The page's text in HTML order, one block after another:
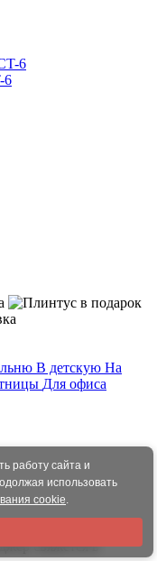
6
В детскую На
Для офиса
свяжется в
работу сайта и
использовать
cookie.